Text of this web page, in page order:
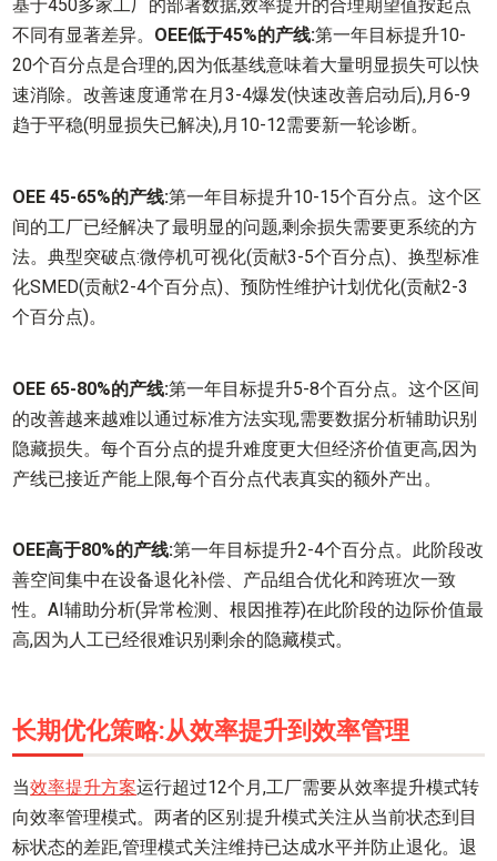
基于450多家工厂的部署数据,效率提升的合理期望值按起点
不同有显著差异。 OEE低于45%的产线:第一年目标提升10-
20个百分点是合理的,因为低基线意味着大量明显损失可以快
速消除。改善速度通常在月3-4爆发(快速改善启动后),月6-9
趋于平稳(明显损失已解决),月10-12需要新一轮诊断。
OEE 45-65%的产线:第一年目标提升10-15个百分点。这个区
间的工厂已经解决了最明显的问题,剩余损失需要更系统的方
法。典型突破点:微停机可视化(贡献3-5个百分点)、换型标准
化SMED(贡献2-4个百分点)、预防性维护计划优化(贡献2-3
个百分点)。
OEE 65-80%的产线:第一年目标提升5-8个百分点。这个区间
的改善越来越难以通过标准方法实现,需要数据分析辅助识别
隐藏损失。每个百分点的提升难度更大但经济价值更高,因为
产线已接近产能上限,每个百分点代表真实的额外产出。
OEE高于80%的产线:第一年目标提升2-4个百分点。此阶段改
善空间集中在设备退化补偿、产品组合优化和跨班次一致
性。AI辅助分析(异常检测、根因推荐)在此阶段的边际价值最
高,因为人工已经很难识别剩余的隐藏模式。
长期优化策略:从效率提升到效率管理
当效率提升方案运行超过12个月,工厂需要从效率提升模式转
向效率管理模式。两者的区别:提升模式关注从当前状态到目
标状态的差距,管理模式关注维持已达成水平并防止退化。退